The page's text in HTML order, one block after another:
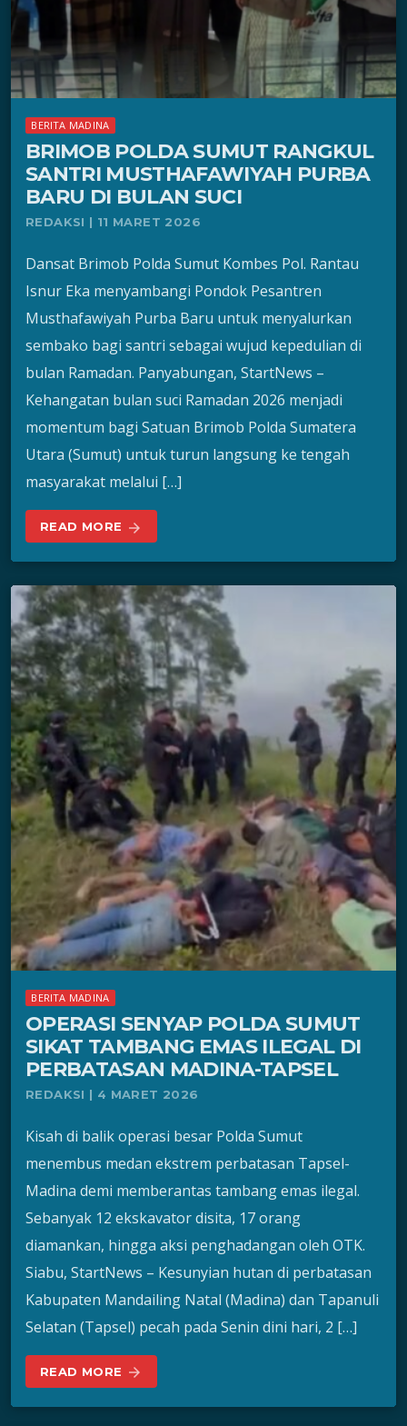
BERITA MADINA
BRIMOB POLDA SUMUT RANGKUL
SANTRI MUSTHAFAWIYAH PURBA
BARU DI BULAN SUCI
REDAKSI | 11 MARET 2026
Dansat Brimob Polda Sumut Kombes Pol. Rantau
Isnur Eka menyambangi Pondok Pesantren
Musthafawiyah Purba Baru untuk menyalurkan
sembako bagi santri sebagai wujud kepedulian di
bulan Ramadan. Panyabungan, StartNews –
Kehangatan bulan suci Ramadan 2026 menjadi
momentum bagi Satuan Brimob Polda Sumatera
Utara (Sumut) untuk turun langsung ke tengah
masyarakat melalui […]
READ MORE arrow_forward
BERITA MADINA
OPERASI SENYAP POLDA SUMUT
SIKAT TAMBANG EMAS ILEGAL DI
PERBATASAN MADINA-TAPSEL
REDAKSI | 4 MARET 2026
Kisah di balik operasi besar Polda Sumut
menembus medan ekstrem perbatasan Tapsel-
Madina demi memberantas tambang emas ilegal.
Sebanyak 12 ekskavator disita, 17 orang
diamankan, hingga aksi penghadangan oleh OTK.
Siabu, StartNews – Kesunyian hutan di perbatasan
Kabupaten Mandailing Natal (Madina) dan Tapanuli
Selatan (Tapsel) pecah pada Senin dini hari, 2 […]
READ MORE arrow_forward